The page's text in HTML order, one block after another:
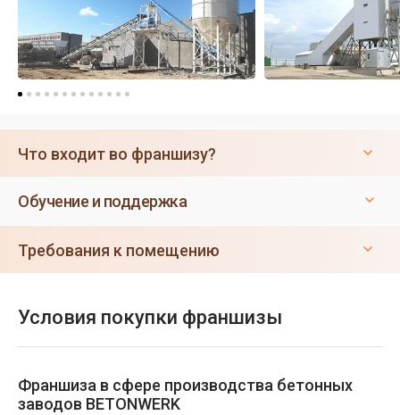
Что входит во франшизу?
Обучение и поддержка
Требования к помещению
Условия покупки франшизы
Франшиза в сфере производства бетонных
заводов BETONWERK